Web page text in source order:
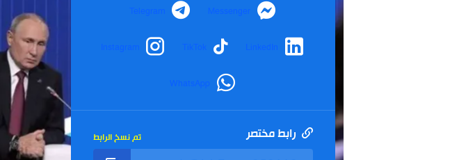
Messenger
Telegram
LinkedIn
TikTok
Instagram
WhatsApp
رابط مختصر تم نسخ الرابط